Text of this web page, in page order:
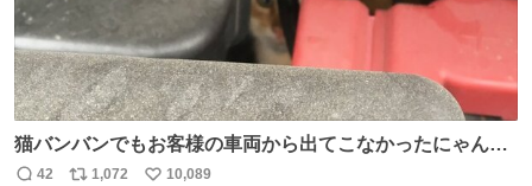
猫バンバンでもお客様の車両から出てこなかったにゃんこ
🐈 救出しようとした工場長が腕を引っ掻かれ、ぱんぱんに
42 1,072
10,089